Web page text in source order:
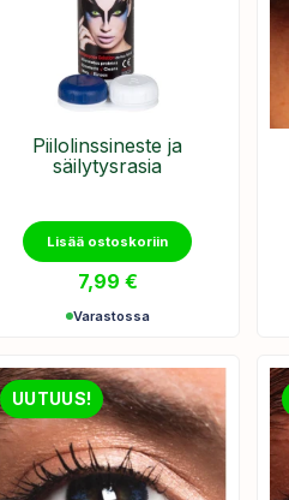
Piilolinssineste ja
säilytysrasia
Lisää ostoskoriin
7,99 €
Varastossa
UUTUUS!